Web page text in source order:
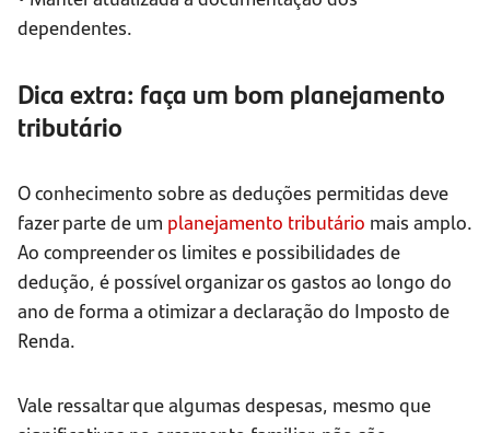
dependentes.
Dica extra: faça um bom planejamento
tributário
O conhecimento sobre as deduções permitidas deve
fazer parte de um planejamento tributário mais amplo.
Ao compreender os limites e possibilidades de
dedução, é possível organizar os gastos ao longo do
ano de forma a otimizar a declaração do Imposto de
Renda.
Vale ressaltar que algumas despesas, mesmo que